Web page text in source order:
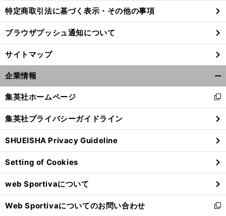
特定商取引法に基づく表示・その他の事項
ブラウザプッシュ通知について
サイトマップ
企業情報
閉
る
集英社ホームページ
新
し
い
ウ
ィ
ン
ド
ウ
で
開
く
集英社プライバシーガイドライン
SHUEISHA Privacy Guideline
Setting of Cookies
web Sportivaについて
Web Sportivaについてのお問い合わせ
新